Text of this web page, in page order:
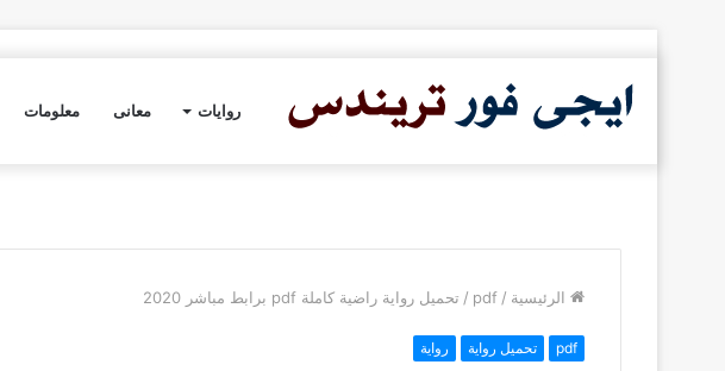
روايات معانى معلومات
الرئيسية /
pdf
/ تحميل رواية راضية كاملة pdf برابط مباشر 2020
pdf تحميل رواية رواية